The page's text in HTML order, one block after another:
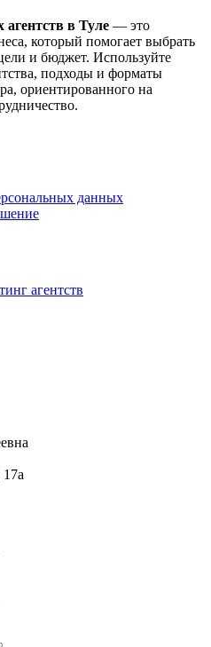
в Туле — это
который помогает выбрать
и бюджет. Используйте
подходы и форматы
ориентированного на
данных
агентств